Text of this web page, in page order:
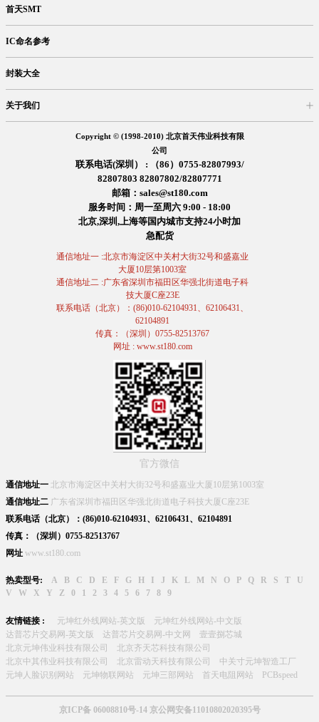
首天SMT
IC命名参考
封装大全
关于我们
Copyright © (1998-2010) 北京首天伟业科技有限
公司
联系电话(深圳） : （86）0755-82807993/
82807803 82807802/82807771
邮箱：sales@st180.com
服务时间：周一至周六 9:00 - 18:00
北京,深圳,上海等国内城市支持24小时加
急配货
通信地址一 :北京市海淀区中关村大街32号和盛嘉业
大厦10层第1003室
通信地址二 :广东省深圳市福田区华强北街道电子科
技大厦C座23E
联系电话（北京）：(86)010-62104931、62106431、
62104891
传真：（深圳）0755-82513767
网址 : www.st180.com
官方微信
通信地址一 北京市海淀区中关村大街32号和盛嘉业大厦10层第1003室
通信地址二 广东省深圳市福田区华强北街道电子科技大厦C座23E
联系电话（北京）：(86)010-62104931、62106431、62104891
传真：（深圳）0755-82513767
网址 www.st180.com
热卖型号: A B C D E F G H J K L M N O P Q R S T
U
V
W X Y Z 0 1 2 3 4 5 6 7 8 9
友情链接 : 元坤红外线网站-英文版
元坤红外线网站-中文版
达普芯片交易网-英文版
达普芯片交易网-中文网
壹壹捌芯城
北京元坤伟业科技有限公司
北京齐天芯科技有限公司
北京中其伟业科技有限公司
北京雷动天科技有限公司
中关寸元坤智造工厂
元坤人脸识别网站
元坤物联网站 元坤三部网站 首天电阻网站 PCBspeed
京ICP备 06008810号-14 京公网安备11010802020395号